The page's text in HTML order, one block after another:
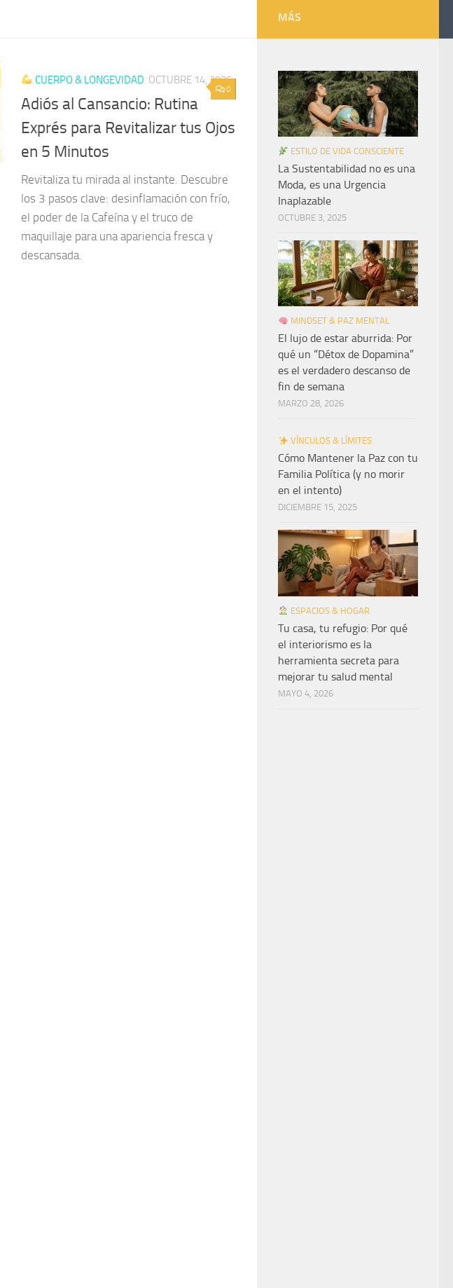
0
CUERPO & LONGEVIDAD OCTUBRE 14, 2025
Adiós al Cansancio: Rutina
Exprés para Revitalizar tus Ojos
en 5 Minutos
Revitaliza tu mirada al instante. Descubre
los 3 pasos clave: desinflamación con frío,
el poder de la Cafeína y el truco de
maquillaje para una apariencia fresca y
descansada.
MÁS
ESTILO DE VIDA CONSCIENTE
La Sustentabilidad no es una
Moda, es una Urgencia
Inaplazable
OCTUBRE 3, 2025
MINDSET & PAZ MENTAL
El lujo de estar aburrida: Por
qué un “Détox de Dopamina”
es el verdadero descanso de
fin de semana
MARZO 28, 2026
VÍNCULOS & LÍMITES
Cómo Mantener la Paz con tu
Familia Política (y no morir
en el intento)
DICIEMBRE 15, 2025
ESPACIOS & HOGAR
Tu casa, tu refugio: Por qué
el interiorismo es la
herramienta secreta para
mejorar tu salud mental
MAYO 4, 2026